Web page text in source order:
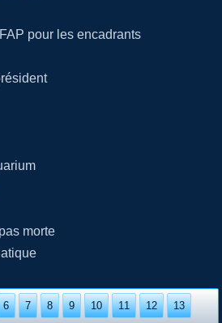
pour les encadrants
morte
6 7 8 9 10 11 12 13